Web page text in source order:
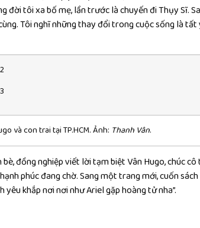
tôi xa bố mẹ, lần trước là chuyến đi Thụy Sĩ.
Tôi nghĩ những thay đổi trong cuộc sống là
và con trai tại TP.HCM. Ảnh: Thanh Vân.
đồng nghiệp viết lời tạm biệt Vân Hugo, chúc
phúc đang chờ. Sang một trang mới, cuốn
khắp nơi nơi như Ariel gặp hoàng tử nha”.